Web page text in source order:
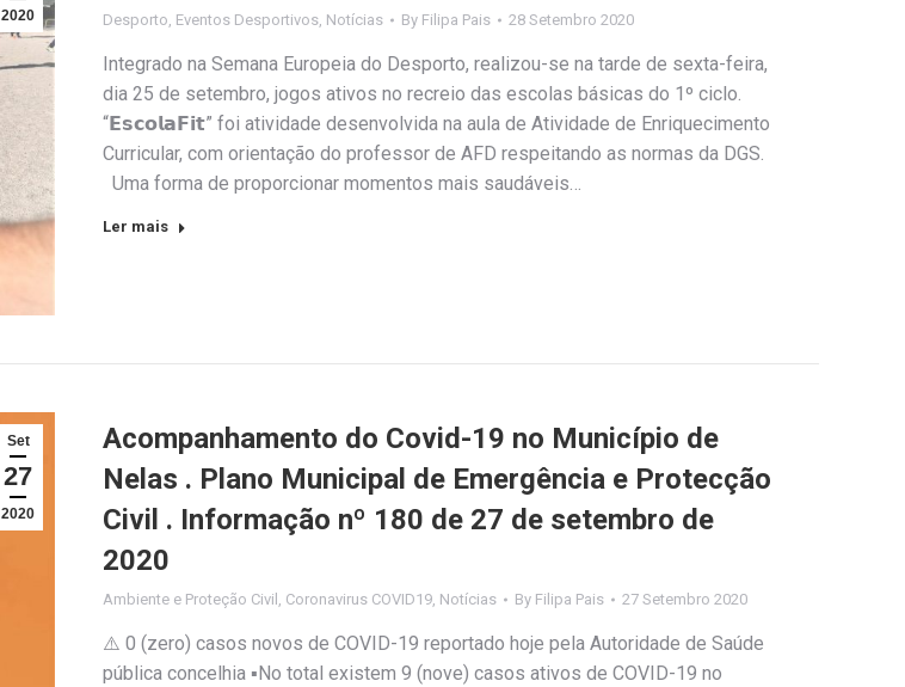
2020 Desporto, Eventos Desportivos, Notícias By Filipa Pais 28 Setembro 2020
Integrado na Semana Europeia do Desporto, realizou-se na tarde de sexta-feira,
dia 25 de setembro, jogos ativos no recreio das escolas básicas do 1º ciclo.
“𝗘𝘀𝗰𝗼𝗹𝗮𝗙𝗶𝘁” foi atividade desenvolvida na aula de Atividade de Enriquecimento
Curricular, com orientação do professor de AFD respeitando as normas da DGS.
Uma forma de proporcionar momentos mais saudáveis…
Ler mais
Set
27
2020
Acompanhamento do Covid-19 no Município de
Nelas . Plano Municipal de Emergência e Protecção
Civil . Informação nº 180 de 27 de setembro de
2020
Ambiente e Proteção Civil Coronavirus COVID19 Notícias By Filipa Pais 27 Setembro 2020
⚠️ 0 (zero) casos novos de COVID-19 reportado hoje pela Autoridade de Saúde
pública concelhia ▪️No total existem 9 (nove) casos ativos de COVID-19 no